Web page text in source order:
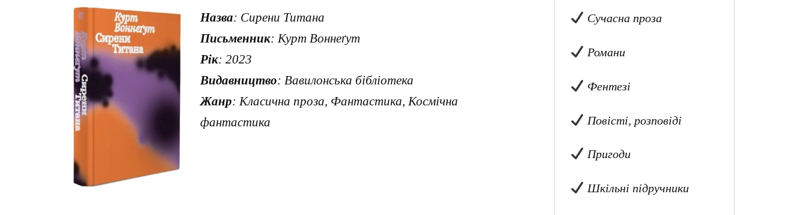
Назва: Сирени Титана
Письменник: Курт Воннеґут
Рік: 2023
Видавництво: Вавилонська бібліотека
Жанр: Класична проза, Фантастика, Космічна
фантастика
Сучасна проза
Романи
Фентезі
Повісті, розповіді
Пригоди
Шкільні підручники